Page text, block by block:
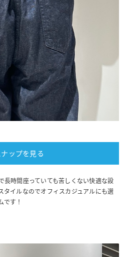
ナップを見る
長時間座っていても苦しくない快適な設
タイルなのでオフィスカジュアルにも選
です！